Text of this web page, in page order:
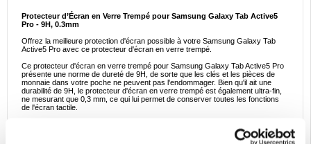
Protecteur d’Écran en Verre Trempé pour Samsung Galaxy Tab Active5
Pro - 9H, 0.3mm
Offrez la meilleure protection d'écran possible à votre Samsung Galaxy Tab
Active5 Pro avec ce protecteur d'écran en verre trempé.
Ce protecteur d'écran en verre trempé pour Samsung Galaxy Tab Active5 Pro
présente une norme de dureté de 9H, de sorte que les clés et les pièces de
monnaie dans votre poche ne peuvent pas l'endommager. Bien qu'il ait une
durabilité de 9H, le protecteur d'écran en verre trempé est également ultra-fin,
ne mesurant que 0,3 mm, ce qui lui permet de conserver toutes les fonctions
de l'écran tactile.
- Un protecteur d'écran en verre trempé transparent pour Samsung Galaxy